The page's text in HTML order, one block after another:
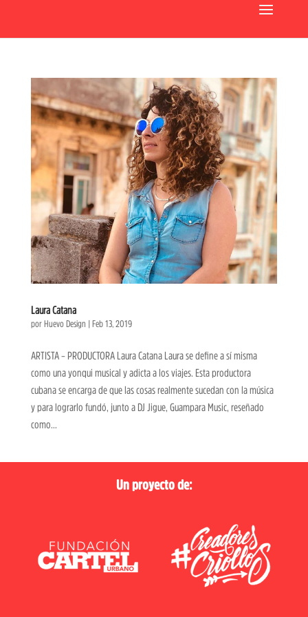
Laura Catana
por Huevo Design | Feb 13, 2019
ARTISTA – PRODUCTORA Laura Catana Laura se define a sí misma
como una yonqui musical y adicta a los viajes. Esta productora
cubana se encarga de que las cosas realmente sucedan con la música
y para lograrlo fundó, junto a DJ Jigue, Guampara Music, reseñado
como...
Un proyecto de: